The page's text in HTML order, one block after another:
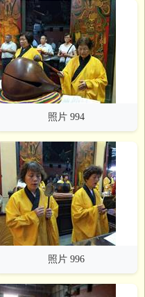
照片 994
照片 996